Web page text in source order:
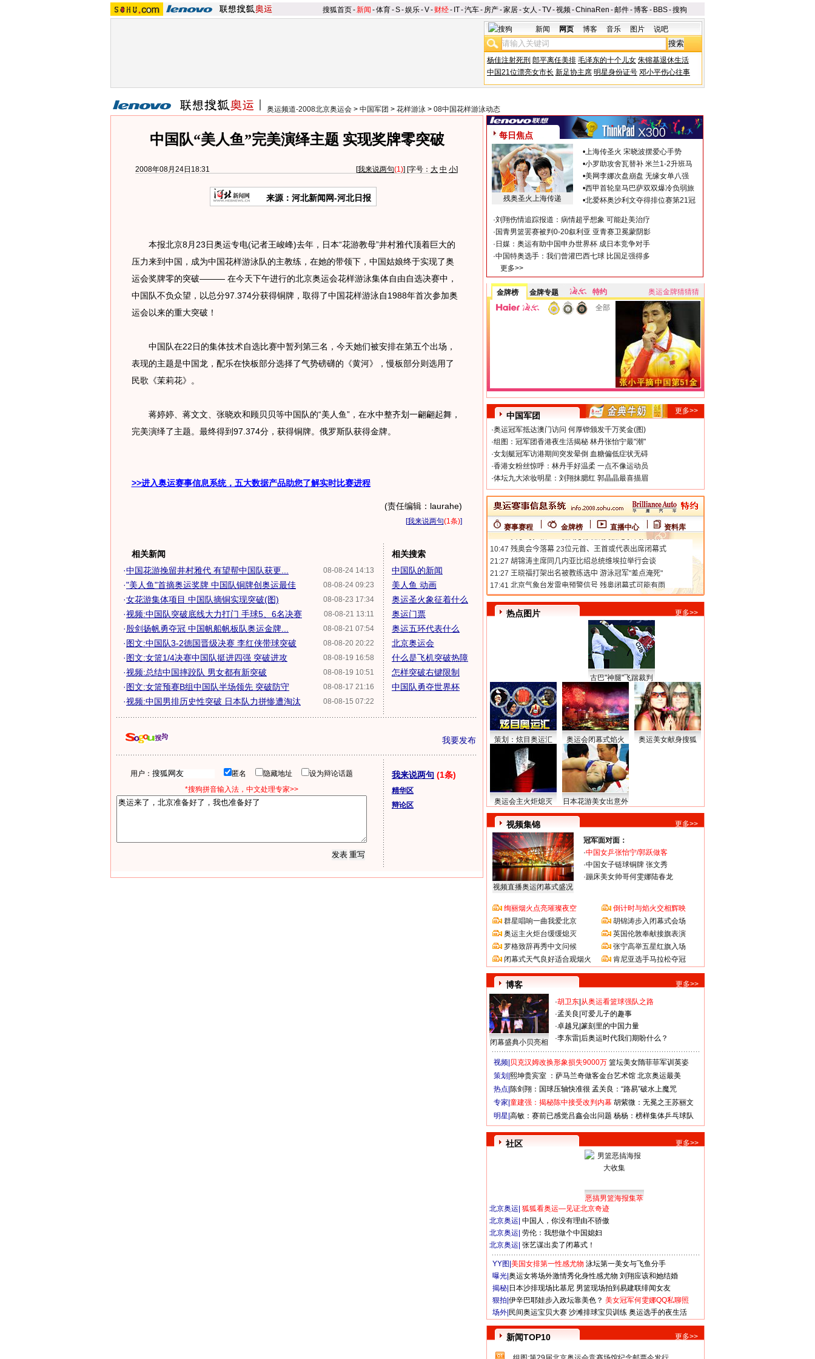
搜狐首页-新闻 -体育-S-娱乐-V- 财经- IT-汽车- 房产-家居-女人 -TV-视频-ChinaRen -邮件-博客- BBS-搜狗
新闻 网页 博客 音乐 图片 说吧
杨佳注射死刑 郎平离任美排 毛泽东的十个儿女 朱镕基退休生活
中国21位漂亮女市长 新足协主席 明星身份证号 邓小平伤心往事
奥运频道-2008北京奥运会 > 中国军团 > 花样游泳 > 08中国花样游泳动态
中国队“美人鱼”完美演绎主题 实现奖牌零突破
2008年08月24日18:31 [我来说两句(1)] [字号： 大 中 小]
来源：河北新闻网-河北日报
本报北京8月23日奥运专电(记者王峻峰)去年，日本“花游教母”井村雅代顶着巨大的
压力来到中国，成为中国花样游泳队的主教练，在她的带领下，中国姑娘终于实现了奥
运会奖牌零的突破——— 在今天下午进行的北京奥运会花样游泳集体自由自选决赛中，
中国队不负众望，以总分97.374分获得铜牌，取得了中国花样游泳自1988年首次参加奥
运会以来的重大突破！
中国队在22日的集体技术自选比赛中暂列第三名，今天她们被安排在第五个出场，
表现的主题是中国龙，配乐在快板部分选择了气势磅礴的《黄河》，慢板部分则选用了
民歌《茉莉花》。
蒋婷婷、蒋文文、张晓欢和顾贝贝等中国队的“美人鱼”，在水中整齐划一翩翩起舞，
完美演绎了主题。最终得到97.374分，获得铜牌。俄罗斯队获得金牌。
>>进入奥运赛事信息系统，五大数据产品助您了解实时比赛进程
(责任编辑：laurahe)
[我来说两句(1条)]
相关新闻
08-08-24 14:13
·中国花游挽留井村雅代 有望帮中国队获更...
08-08-24 09:23
·"美人鱼"首摘奥运奖牌 中国队铜牌创奥运最佳
08-08-23 17:34
·女花游集体项目 中国队摘铜实现突破(图)
08-08-21 13:11
·视频:中国队突破底线大力打门 手球5、6名决赛
08-08-21 07:54
·殷剑扬帆勇夺冠 中国帆船帆板队奥运金牌...
08-08-20 20:22
·图文:中国队3-2德国晋级决赛 李红侠带球突破
08-08-19 16:58
·图文:女篮1/4决赛中国队挺进四强 突破进攻
08-08-19 10:51
·视频:总结中国摔跤队 男女都有新突破
08-08-17 21:16
·图文:女篮预赛B组中国队半场领先 突破防守
08-08-15 07:22
·视频:中国男排历史性突破 日本队力拼惨遭淘汰
相关搜索
中国队的新闻
美人鱼 动画
奥运圣火象征着什么
奥运门票
奥运五环代表什么
北京奥运会
什么是飞机突破热障
怎样突破右键限制
中国队勇夺世界杯
我要发布
用户： 匿名 隐藏地址
设为辩论话题
*搜狗拼音输入法，中文处理专家>>
我来说两句 (1条)
精华区
辩论区
每日焦点
残奥圣火上海传递
•上海传圣火 宋晓波摆爱心手势
•小罗助攻舍瓦替补 米兰1-2升班马
•美网李娜次盘崩盘 无缘女单八强
•西甲首轮皇马巴萨双双爆冷负弱旅
•北爱杯奥沙利文夺得排位赛第21冠
·刘翔伤情追踪报道：病情超乎想象 可能赴美治疗
· 国青男篮罢赛被判0-20叙利亚 亚青赛卫冕蒙阴影
· 日媒：奥运有助中国申办世界杯 成日本竞争对手
·中国特奥选手：我们曾灌巴西七球 比国足强得多
更多>>
金牌榜 金牌专题 特约
奥运金牌猜猜猜
全部
中国军团
更多>>
·奥运冠军抵达澳门访问 何厚铧颁发千万奖金(图)
·组图：冠军团香港夜生活揭秘 林丹张怡宁最"潮"
·女划艇冠军访港期间突发晕倒 血糖偏低症状无碍
·香港女粉丝惊呼：林丹手好温柔 一点不像运动员
·体坛九大浓妆明星：刘翔抹腮红 郭晶晶最喜描眉
赛事赛程 金牌榜 直播中心 资料库
热点图片 更多>>
古巴"神腿"飞踹裁判
策划：炫目奥运汇 奥运会闭幕式焰火 奥运美女献身搜狐
奥运会主火炬熄灭 日本花游美女出意外
视频集锦 更多>>
视频直播奥运闭幕式盛况
冠军面对面：
·中国女乒张怡宁/郭跃做客
·中国女子链球铜牌 张文秀
·蹦床美女帅哥何雯娜陆春龙
绚丽烟火点亮璀璨夜空
群星唱响一曲我爱北京
奥运主火炬台缓缓熄灭
罗格致辞再秀中文问候
闭幕式天气良好适合观烟火
倒计时与焰火交相辉映
胡锦涛步入闭幕式会场
英国伦敦奉献接旗表演
张宁高举五星红旗入场
肯尼亚选手马拉松夺冠
博客 更多>>
闭幕盛典小贝亮相
·胡卫东 从奥运看篮球强队之路
·孟关良 可爱儿子的趣事
·卓越兄 篆刻里的中国力量
·李东雷 后奥运时代我们期盼什么？
视频| 贝克汉姆改换形象损失9000万 篮坛美女隋菲菲军训英姿
策划| 熙坤贵宾室 ：萨马兰奇做客金台艺术馆 北京奥运最美
热点| 陈剑翔：国球压轴快准很 孟关良：“路易”破水上魔咒
专家| 童建强：揭秘陈中接受改判内幕 胡紫微：无冕之王苏丽文
明星| 高敏：赛前已感觉吕鑫会出问题 杨杨：榜样集体乒乓球队
社区 更多>>
恶搞男篮海报集萃
北京奥运 狐狐看奥运—见证北京奇迹
北京奥运 中国人，你没有理由不骄傲
北京奥运 劳伦：我想做个中国媳妇
北京奥运 张艺谋出卖了闭幕式！
YY图| 美国女排第一性感尤物 泳坛第一美女与飞鱼分手
曝光| 奥运女将场外激情秀化身性感尤物 刘翔应该和她结婚
揭秘| 日本沙排现场比基尼 男篮现场拍到易建联绯闻女友
狠拍| 伊辛巴耶娃步入政坛靠美色？ 美女冠军何雯娜QQ私聊照
场外| 民间奥运宝贝大赛 沙滩排球宝贝训练 奥运选手的夜生活
新闻TOP10 更多>>